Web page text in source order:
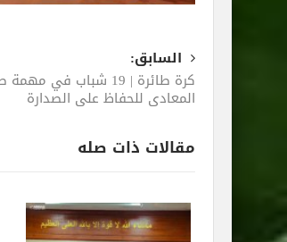
السابق:
المعادي للحفاظ على الصدارة
مقالات ذات صله